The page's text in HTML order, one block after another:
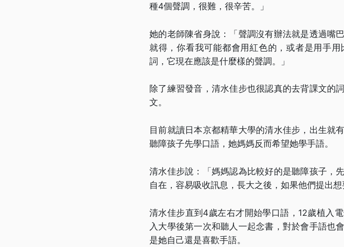
種4個聲調，很難，很辛苦。」
她的老師陳省身說：「聲調沒有辦法就是透過嘴
就得，你看我可能都會用紅色的，或者是用手
詞，它現在應該是什麼樣的聲調。」
除了練習發音，清水佳步也很認真的去背課文的
文。
目前就讀日本京都精華大學的清水佳步，出生就
聽障孩子先學口語，她媽媽反而希望她學手語。
清水佳步說：「媽媽認為比較好的是聽障孩子，
自在，容易吸收訊息，長大之後，如果他們提出
清水佳步直到4歲左右才開始學口語，12歲植入
入大學後第一次和聽人一起念書，對於會手語也
是她自己還是喜歡手語。